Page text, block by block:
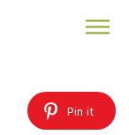
Pin it